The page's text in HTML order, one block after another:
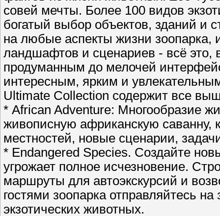
совей мечты. Более 100 видов
богатый выбор объектов, зданий и
на любые аспекты жизни зоопарка,
ландшафтов и сценариев - всё это,
продуманным до мелочей
интересным, ярким и
Ultimate Collection содержит все
* African Adventure: Многообразие
живописную африканскую саванну,
местностей, новые сценарии,
* Endangered Species. Создайте
угрожает полное исчезновение.
маршруты для автоэкскурсий и
гостями зоопарка отправляйтесь
экзотических животных.